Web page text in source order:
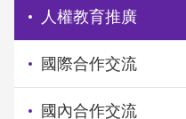
人權教育推廣
國際合作交流
國內合作交流